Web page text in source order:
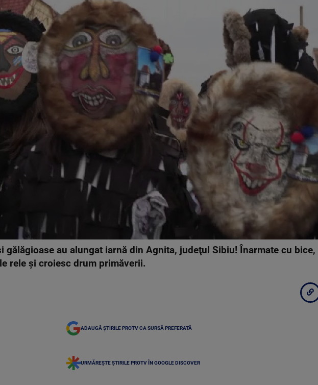
gălăgioase au alungat iarnă din Agnita, judeţul Sibiu! Înarmate cu
rele şi croiesc drum primăverii.
ADAUGĂ ȘTIRILE PROTV CA SURSĂ PREFERATĂ
URMĂREȘTE ȘTIRILE PROTV ÎN GOOGLE DISCOVER